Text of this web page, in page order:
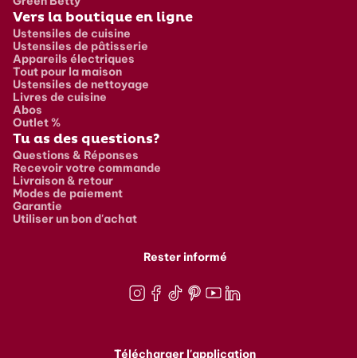
Vers la boutique en ligne
Ustensiles de cuisine
Ustensiles de pâtisserie
Appareils électriques
Tout pour la maison
Ustensiles de nettoyage
Livres de cuisine
Abos
Outlet %
Tu as des questions?
Questions & Réponses
Recevoir votre commande
Livraison & retour
Modes de paiement
Garantie
Utiliser un bon d'achat
Rester informé
Télécharger l'application